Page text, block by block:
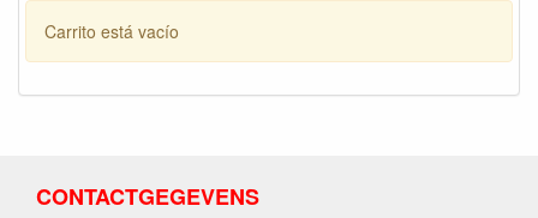
Carrito está vacío
CONTACTGEGEVENS